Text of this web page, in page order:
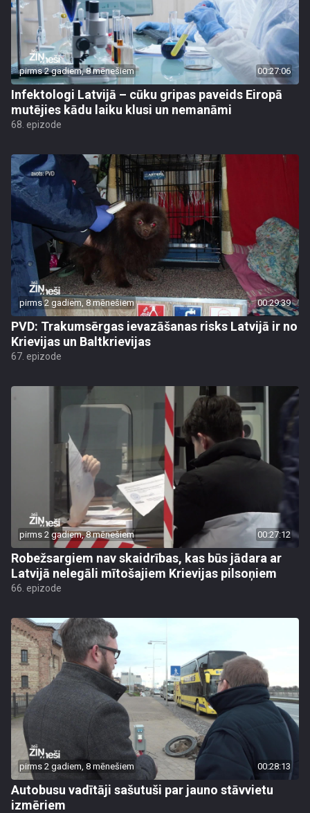
pirms 2 gadiem, 8 mēnešiem 00:27:06
Infektologi Latvijā – cūku gripas paveids Eiropā
mutējies kādu laiku klusi un nemanāmi
68. epizode
pirms 2 gadiem, 8 mēnešiem 00:29:39
PVD: Trakumsērgas ievazāšanas risks Latvijā ir no
Krievijas un Baltkrievijas
67. epizode
pirms 2 gadiem, 8 mēnešiem 00:27:12
Robežsargiem nav skaidrības, kas būs jādara ar
Latvijā nelegāli mītošajiem Krievijas pilsoņiem
66. epizode
pirms 2 gadiem, 8 mēnešiem 00:28:13
Autobusu vadītāji sašutuši par jauno stāvvietu
izmēriem